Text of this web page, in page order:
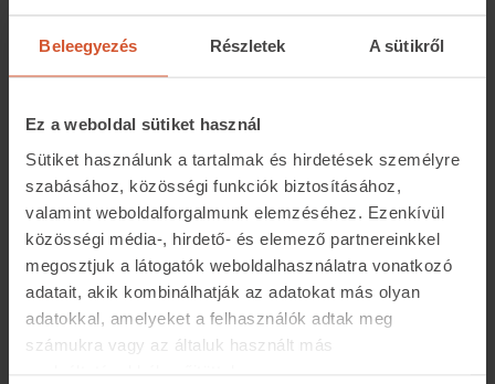
Beleegyezés Részletek A sütikről
Ez a weboldal sütiket használ
Sütiket használunk a tartalmak és hirdetések személyre
szabásához, közösségi funkciók biztosításához,
valamint weboldalforgalmunk elemzéséhez. Ezenkívül
közösségi média-, hirdető- és elemező partnereinkkel
megosztjuk a látogatók weboldalhasználatra vonatkozó
adatait, akik kombinálhatják az adatokat más olyan
adatokkal, amelyeket a felhasználók adtak meg
számukra vagy az általuk használt más
ezer lakóingatlanból állt, ami 12 százalékkal elmarad az
jellemző szintnek felel meg. Balogh László úgy látja, a
kereslet már elkezdte felszívni a kínálatot.
„Természetesen a kínálat dinamikájában
is vannak lényeges különbségek. Somogy
vármegyében például 14 százalékkal nőtt
a feladott hirdetések száma, és a